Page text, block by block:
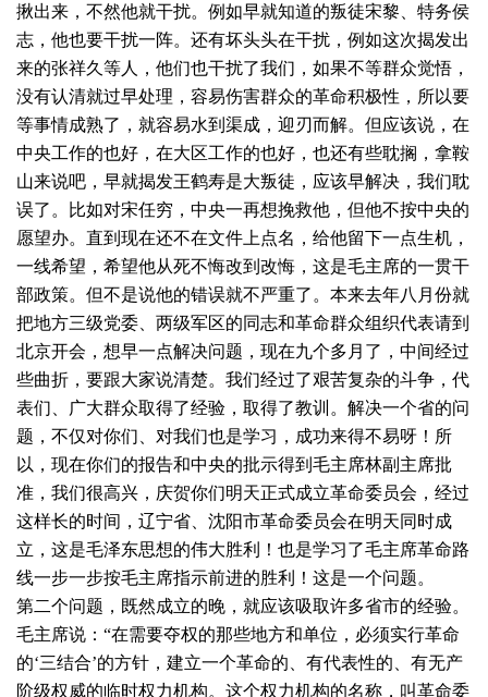
揪出来，不然他就干扰。例如早就知道的叛徒宋黎、特务侯
志，他也要干扰一阵。还有坏头头在干扰，例如这次揭发出
来的张祥久等人，他们也干扰了我们，如果不等群众觉悟，
没有认清就过早处理，容易伤害群众的革命积极性，所以要
等事情成熟了，就容易水到渠成，迎刃而解。但应该说，在
中央工作的也好，在大区工作的也好，也还有些耽搁，拿鞍
山来说吧，早就揭发王鹤寿是大叛徒，应该早解决，我们耽
误了。比如对宋任穷，中央一再想挽救他，但他不按中央的
愿望办。直到现在还不在文件上点名，给他留下一点生机，
一线希望，希望他从死不悔改到改悔，这是毛主席的一贯干
部政策。但不是说他的错误就不严重了。本来去年八月份就
把地方三级党委、两级军区的同志和革命群众组织代表请到
北京开会，想早一点解决问题，现在九个多月了，中间经过
些曲折，要跟大家说清楚。我们经过了艰苦复杂的斗争，代
表们、广大群众取得了经验，取得了教训。解决一个省的问
题，不仅对你们、对我们也是学习，成功来得不易呀！所
以，现在你们的报告和中央的批示得到毛主席林副主席批
准，我们很高兴，庆贺你们明天正式成立革命委员会，经过
这样长的时间，辽宁省、沈阳市革命委员会在明天同时成
立，这是毛泽东思想的伟大胜利！也是学习了毛主席革命路
线一步一步按毛主席指示前进的胜利！这是一个问题。
第二个问题，既然成立的晚，就应该吸取许多省市的经验。
毛主席说：“在需要夺权的那些地方和单位，必须实行革命
的‘三结合’的方针，建立一个革命的、有代表性的、有无产
阶级权威的临时权力机构。这个权力机构的名称，叫革命委